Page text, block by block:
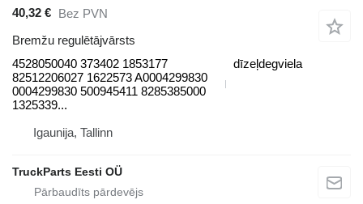
40,32 € Bez PVN
Bremžu regulētājvārsts
4528050040 373402 1853177
82512206027 1622573 A0004299830
0004299830 500945411 8285385000
1325339...
dīzeļdegviela
Igaunija, Tallinn
TruckParts Eesti OÜ